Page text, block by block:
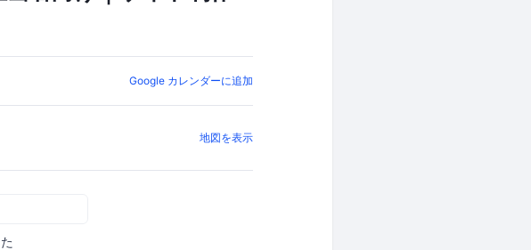
Google カレンダーに追加
地図を表示